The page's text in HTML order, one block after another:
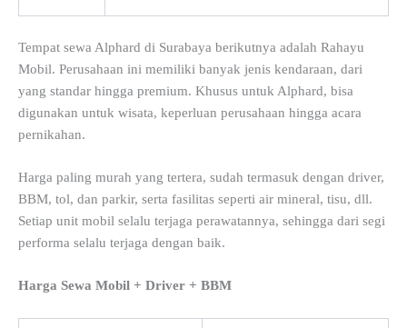
Tempat sewa Alphard di Surabaya berikutnya adalah Rahayu
Mobil. Perusahaan ini memiliki banyak jenis kendaraan, dari
yang standar hingga premium. Khusus untuk Alphard, bisa
digunakan untuk wisata, keperluan perusahaan hingga acara
pernikahan.
Harga paling murah yang tertera, sudah termasuk dengan driver,
BBM, tol, dan parkir, serta fasilitas seperti air mineral, tisu, dll.
Setiap unit mobil selalu terjaga perawatannya, sehingga dari segi
performa selalu terjaga dengan baik.
Harga Sewa Mobil + Driver + BBM